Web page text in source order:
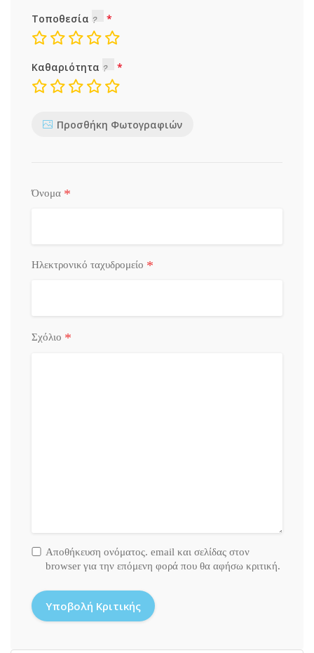
Τοποθεσία
Καθαριότητα
Προσθήκη Φωτογραφιών
Όνομα *
Ηλεκτρονικό ταχυδρομείο *
Σχόλιο *
Αποθήκευση ονόματος. email και σελίδας στον
browser για την επόμενη φορά που θα αφήσω κριτική.